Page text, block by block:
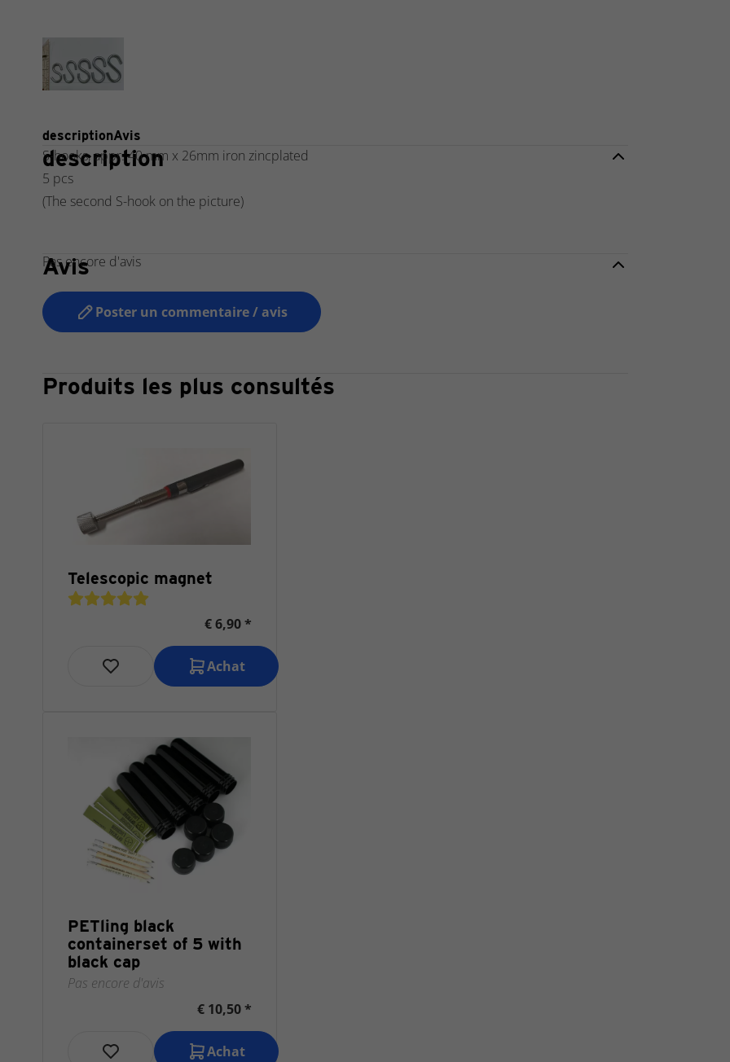
descriptionAvis
description
S-hooks, appr. 40 mm x 26mm iron zincplated
5 pcs
(The second S-hook on the picture)
Avis
Pas encore d'avis
Poster un commentaire / avis
Produits les plus consultés
Telescopic magnet
€ 6,90 *
Achat
PETling black
containerset of 5 with
black cap
Pas encore d'avis
€ 10,50 *
Achat